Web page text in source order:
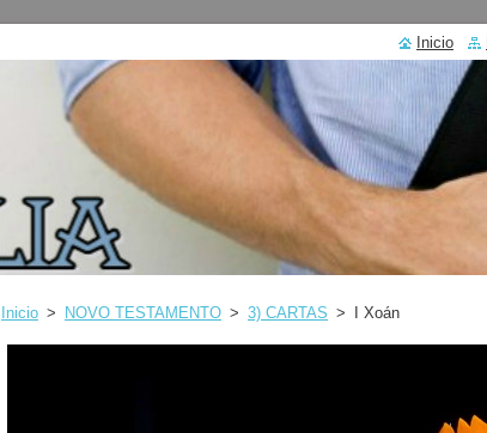
Inicio > NOVO TESTAMENTO > 3) CARTAS > I Xoán
Inicio